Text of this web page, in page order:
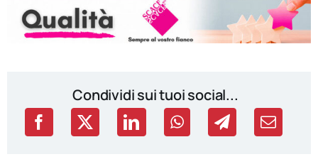
Condividi sui tuoi social...